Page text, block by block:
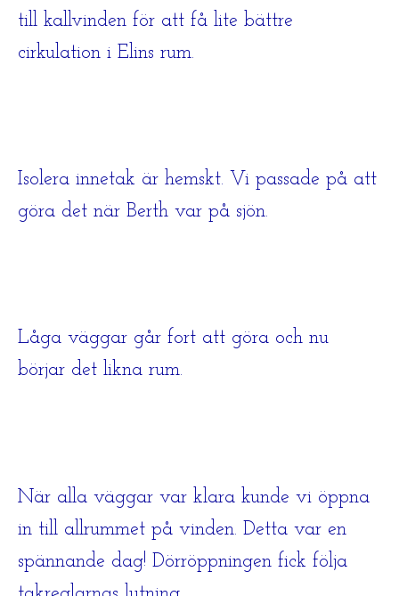
till kallvinden för att få lite bättre
cirkulation i Elins rum.
Isolera innetak är hemskt. Vi passade på att
göra det när Berth var på sjön.
Låga väggar går fort att göra och nu
börjar det likna rum.
När alla väggar var klara kunde vi öppna
in till allrummet på vinden. Detta var en
spännande dag! Dörröppningen fick följa